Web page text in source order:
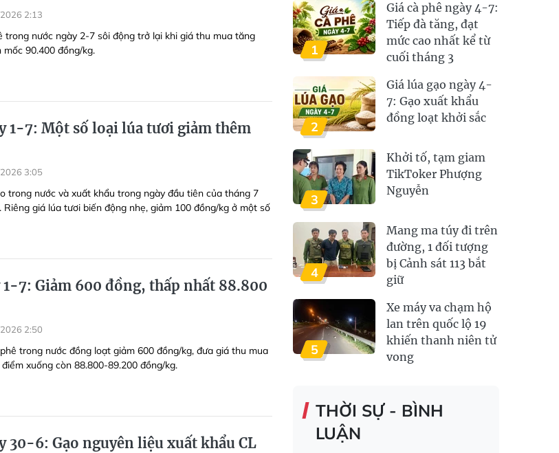
2:13
trong nước ngày 2-7 sôi động trở lại khi giá thu mua tăng
mốc 90.400 đồng/kg.
1-7: Một số loại lúa tươi giảm thêm
3:05
trong nước và xuất khẩu trong ngày đầu tiên của tháng 7
Riêng giá lúa tươi biến động nhẹ, giảm 100 đồng/kg ở một số
1-7: Giảm 600 đồng, thấp nhất 88.800
2:50
trong nước đồng loạt giảm 600 đồng/kg, đưa giá thu mua
xuống còn 88.800-89.200 đồng/kg.
30-6: Gạo nguyên liệu xuất khẩu CL
1
Giá cà phê ngày 4-7:
Tiếp đà tăng, đạt
mức cao nhất kể từ
cuối tháng 3
2
Giá lúa gạo ngày 4-
7: Gạo xuất khẩu
đồng loạt khởi sắc
3
Khởi tố, tạm giam
TikToker Phượng
Nguyễn
4
Mang ma túy đi trên
đường, 1 đối tượng
bị Cảnh sát 113 bắt
giữ
5
Xe máy va chạm hộ
lan trên quốc lộ 19
khiến thanh niên tử
vong
THỜI SỰ - BÌNH
LUẬN